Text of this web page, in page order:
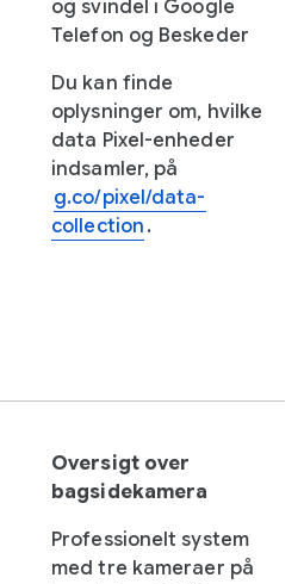
og svindel i Google
Telefon og Beskeder
Du kan finde
oplysninger om, hvilke
data Pixel-enheder
indsamler, på
g.co/pixel/data-
collection .
Oversigt over
bagsidekamera
Professionelt system
med tre kameraer på